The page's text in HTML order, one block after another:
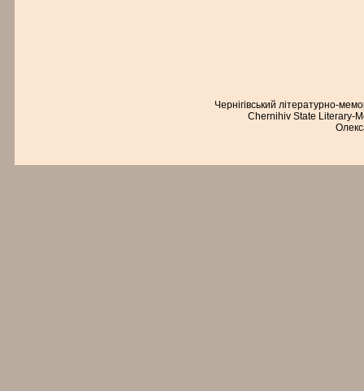
Чернігівський літературно-
Chernihiv State Literary-